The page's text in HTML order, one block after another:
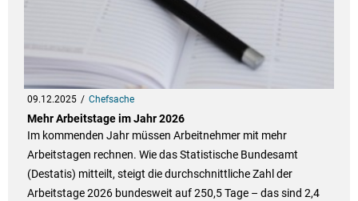
09.12.2025 Chefsache
Mehr Arbeitstage im Jahr 2026
Im kommenden Jahr müssen Arbeitnehmer mit mehr
Arbeitstagen rechnen. Wie das Statistische Bundesamt
(Destatis) mitteilt, steigt die durchschnittliche Zahl der
Arbeitstage 2026 bundesweit auf 250,5 Tage – das sind 2,4